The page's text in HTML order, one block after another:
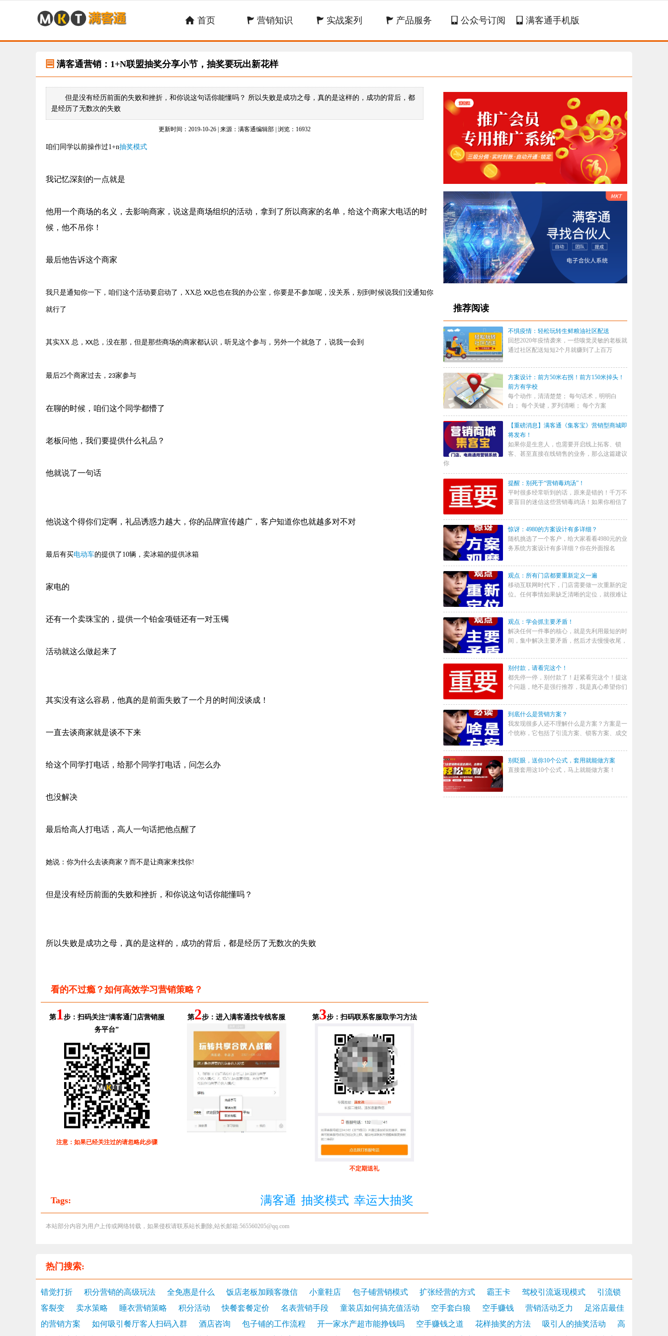
 首页  营销知识  实战案列  产品服务  公众号订阅  满客通手机版
 满客通营销：1+N联盟抽奖分享小节，抽奖要玩出新花样
但是没有经历前面的失败和挫折，和你说这句话你能懂吗？ 所以失败是成功之母，真的是这样的，成功的背后，都
是经历了无数次的失败
更新时间：2019-10-26 | 来源：满客通编辑部 | 浏览：16932
咱们同学以前操作过1+n抽奖模式
我记忆深刻的一点就是
他用一个商场的名义，去影响商家，说这是商场组织的活动，拿到了所以商家的名单，给这个商家大电话的时
候，他不吊你！
最后他告诉这个商家
我只是通知你一下，咱们这个活动要启动了， XX总 XX总也在我的办公室，你要是不参加呢，没关系，别到时候说我们没通知你
就行了
其实XX 总， XX总，没在那，但是那些商场的商家都认识，听见这个参与，另外一个就急了，说我一会到
最后25个商家过去， 23家参与
在聊的时候，咱们这个同学都懵了
老板问他，我们要提供什么礼品？
他就说了一句话
他说这个得你们定啊，礼品诱惑力越大，你的品牌宣传越广，客户知道你也就越多对不对
最后有买电动车的提供了 10辆，卖冰箱的提供冰箱
家电的
还有一个卖珠宝的，提供一个铂金项链还有一对玉镯
活动就这么做起来了
其实没有这么容易，他真的是前面失败了一个月的时间没谈成！
一直去谈商家就是谈不下来
给这个同学打电话，给那个同学打电话，问怎么办
也没解决
最后给高人打电话，高人一句话把他点醒了
她说：你为什么去谈商家？而不是让商家来找你!
但是没有经历前面的失败和挫折，和你说这句话你能懂吗？
所以失败是成功之母，真的是这样的，成功的背后，都是经历了无数次的失败
看的不过瘾？如何高效学习营销策略？
第1步：扫码关注“满客通门店营销服
务平台”
注意：如果已经关注过的请忽略此步骤
第2步：进入满客通找专线客服 第3步：扫码联系客服取学习方法
不定期送礼
Tags: 满客通 抽奖模式 幸运大抽奖
本站部分内容为用户上传或网络转载，如果侵权请联系站长删除,站长邮箱:565560205@qq.com
推荐阅读
不惧疫情：轻松玩转生鲜粮油社区配送
回想2020年疫情袭来，一些嗅觉灵敏的老板就
通过社区配送短短2个月就赚到了上百万
方案设计：前方50米右拐！前方150米掉头！
前方有学校
每个动作，清清楚楚； 每句话术，明明白
白； 每个关键，罗列清晰； 每个方案
【重磅消息】满客通《集客宝》营销型商城即
将发布！
如果你是生意人，也需要开启线上拓客、锁
客、甚至直接在线销售的业务，那么这篇建议
你
提醒：别死于“营销毒鸡汤”！
平时很多经常听到的话，原来是错的！千万不
要盲目的迷信这些营销毒鸡汤！如果你相信了
惊讶：4980的方案设计有多详细？
随机挑选了一个客户，给大家看看4980元的业
务系统方案设计有多详细？你在外面报名
观点：所有门店都要重新定义一遍
移动互联网时代下，门店需要做一次重新的定
位。任何事情如果缺乏清晰的定位，就很难让
观点：学会抓主要矛盾！
解决任何一件事的核心，就是先利用最短的时
间，集中解决主要矛盾，然后才去慢慢收尾，
别付款，请看完这个！
都先停一停，别付款了！赶紧看完这个！提这
个问题，绝不是强行推荐，我是真心希望你们
到底什么是营销方案？
我发现很多人还不理解什么是方案？方案是一
个统称，它包括了引流方案、锁客方案、成交
别眨眼，送你10个公式，套用就能做方案
直接套用这10个公式，马上就能做方案！
热门搜索:
错觉打折 积分营销的高级玩法 全免惠是什么 饭店老板加顾客微信 小童鞋店 包子铺营销模式 扩张经营的方式 霸王卡 驾校引流返现模式
引流锁
客裂变
卖水策略 睡衣营销策略 积分活动 快餐套餐定价 名表营销手段 童装店如何搞充值活动 空手套白狼 空手赚钱 营销活动乏力
足浴店最佳
的营销方案
如何吸引餐厅客人扫码入群 酒店咨询 包子铺的工作流程 开一家水产超市能挣钱吗 空手赚钱之道 花样抽奖的方法 吸引人的抽奖活动
高